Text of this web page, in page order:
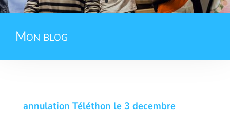
Mon blog
annulation Téléthon le 3 decembre